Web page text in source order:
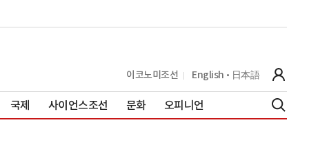
이코노미조선 English 日本語
국제 사이언스조선 문화 오피니언